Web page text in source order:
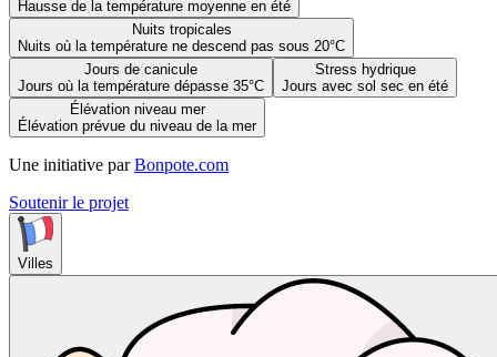
Hausse de la température moyenne en été
Nuits tropicales
Nuits où la température ne descend pas sous 20°C
Jours de canicule
Jours où la température dépasse 35°C
Stress hydrique
Jours avec sol sec en été
Élévation niveau mer
Élévation prévue du niveau de la mer
Une initiative par Bonpote.com
Soutenir le projet
Villes